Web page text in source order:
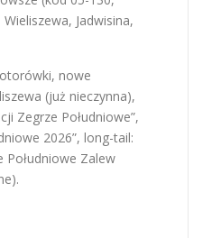
Jadwisina,
nowe
(już nieczynna),
Zegrze Południowe”,
2026”, long-tail:
Południowe Zalew